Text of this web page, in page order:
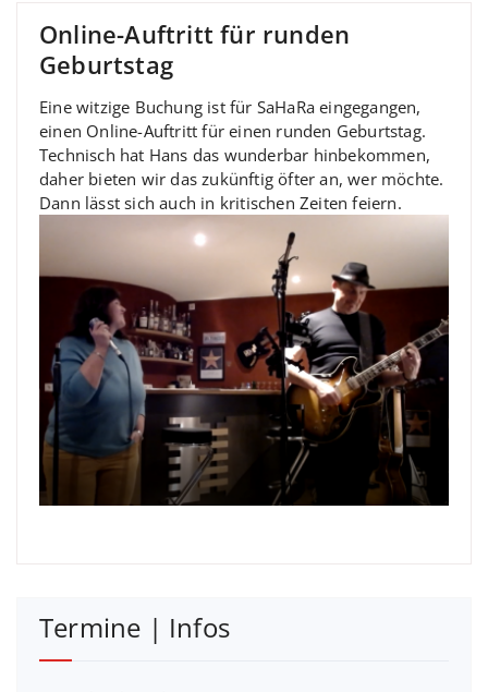
Online-Auftritt für runden
Geburtstag
Eine witzige Buchung ist für SaHaRa eingegangen,
einen Online-Auftritt für einen runden Geburtstag.
Technisch hat Hans das wunderbar hinbekommen,
daher bieten wir das zukünftig öfter an, wer möchte.
Dann lässt sich auch in kritischen Zeiten feiern.
Termine | Infos